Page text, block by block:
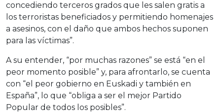
concediendo terceros grados que les salen gratis a
los terroristas beneficiados y permitiendo homenajes
a asesinos, con el daño que ambos hechos suponen
para las víctimas”.
A su entender, “por muchas razones” se está “en el
peor momento posible” y, para afrontarlo, se cuenta
con “el peor gobierno en Euskadi y también en
España”, lo que “obliga a ser el mejor Partido
Popular de todos los posibles”.